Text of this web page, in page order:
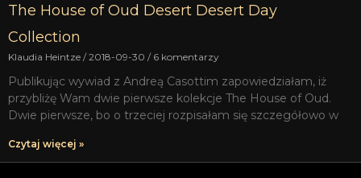
The House of Oud Desert Desert Day
Collection
Klaudia Heintze 2018-09-30 6 komentarzy
Publikując wywiad z Andreą Casottim zapowiedziałam, iż
przybliżę Wam dwie pierwsze kolekcje The House of Oud.
Dwie pierwsze, bo o trzeciej rozpisałam się szczegółowo w
Czytaj więcej »